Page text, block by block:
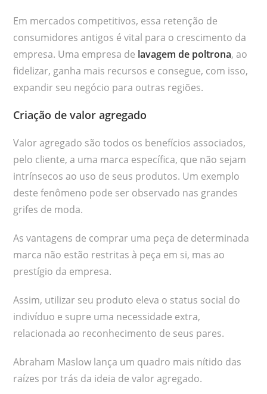
Em mercados competitivos, essa retenção de
consumidores antigos é vital para o crescimento da
empresa. Uma empresa de lavagem de poltrona, ao
fidelizar, ganha mais recursos e consegue, com isso,
expandir seu negócio para outras regiões.
Criação de valor agregado
Valor agregado são todos os benefícios associados,
pelo cliente, a uma marca específica, que não sejam
intrínsecos ao uso de seus produtos. Um exemplo
deste fenômeno pode ser observado nas grandes
grifes de moda.
As vantagens de comprar uma peça de determinada
marca não estão restritas à peça em si, mas ao
prestígio da empresa.
Assim, utilizar seu produto eleva o status social do
indivíduo e supre uma necessidade extra,
relacionada ao reconhecimento de seus pares.
Abraham Maslow lança um quadro mais nítido das
raízes por trás da ideia de valor agregado.